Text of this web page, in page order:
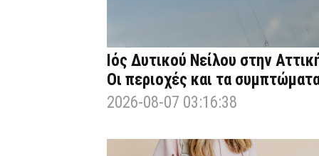
Ιός Δυτικού Νείλου στην
Οι περιοχές και τα
2026-08-07 03:16:38